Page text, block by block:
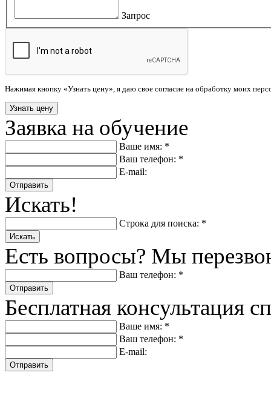
Запрос
Нажимая кнопку «Узнать цену», я даю свое согласие на обработку моих
Заявка на обучение
Ваше имя: *
Ваш телефон: *
E-mail:
Отправить
Искать!
Строка для поиска: *
Искать
Есть вопросы? Мы
Ваш телефон: *
Отправить
Бесплатная консультация
Ваше имя: *
Ваш телефон: *
E-mail:
Отправить